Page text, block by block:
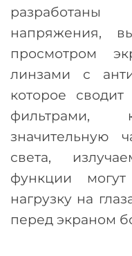
напряжения,
просмотром
линзами с
которое
фильтрами,
значительную
света,
функции могут
нагрузку на
перед экраном